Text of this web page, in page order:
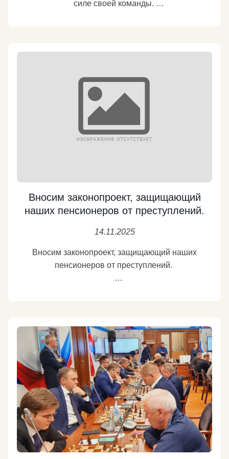
приобрёл для фронта саратовский пчеловод,
Мой канал в Мax:
https://max.ru/yury_afonin
силе своей команды.
необходимо подтянуть многие технологические
Об этом подробно говорил сегодня на семинаре-
совещании руководителей комитетов
региональных отделений КПРФ, который проходит
сейчас в Подмосковье.
контроля над ходом голосования и подсчётом
голосов.
Вносим законопроект, защищающий
наших пенсионеров от преступлений.
14.11.2025
Вносим законопроект, защищающий наших
пенсионеров от преступлений.
отягчающим обстоятельством совершение
преступления в отношении лица, достигшего
пенсионного возраста.
https://ria.ru/20251114/gosduma-2054885786.html
Почему это необходимо?
Развитие коммуникаций и враждебное отношение
к России ряда государств сделали наших пожилых
людей крайне уязвимыми. Сегодня почти каждый